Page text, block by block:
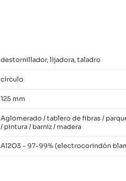
destornillador, lijadora, taladro
círculo
125 mm
Aglomerado / tablero de fibras /
/ pintura / barniz / madera
Al2O3 - 97-99% (electrocorindón